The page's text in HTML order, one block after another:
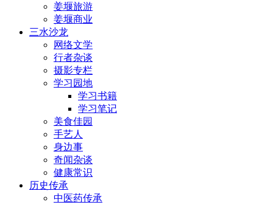
姜堰旅游
姜堰商业
三水沙龙
网络文学
行者杂谈
摄影专栏
学习园地
学习书籍
学习笔记
美食佳园
手艺人
身边事
奇闻杂谈
健康常识
历史传承
中医药传承